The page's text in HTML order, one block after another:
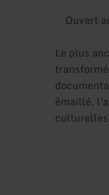
Ouvert
Le plus
émaillé,